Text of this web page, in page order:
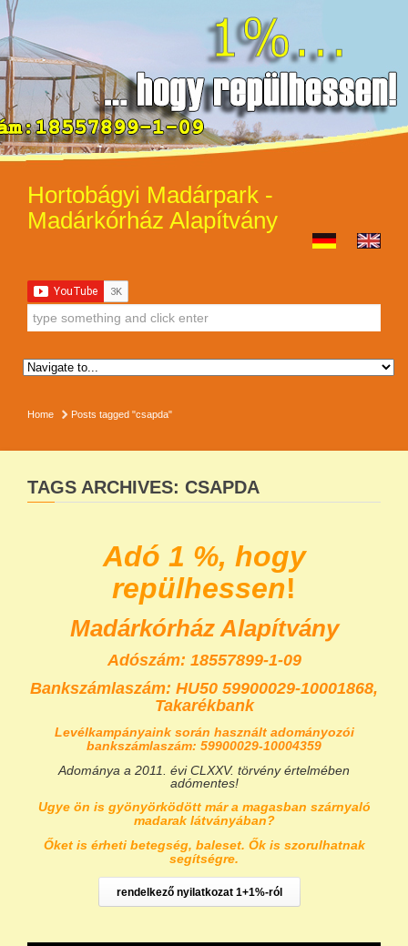
Hortobágyi Madárpark -
Madárkórház Alapítvány
Home Posts tagged "csapda"
TAGS ARCHIVES: CSAPDA
Adó 1 %, hogy
repülhessen!
Madárkórház Alapítvány
Adószám: 18557899-1-09
Bankszámlaszám: HU50 59900029-10001868,
Takarékbank
Levélkampányaink során használt adományozói
bankszámlaszám: 59900029-10004359
Adománya a 2011. évi CLXXV. törvény értelmében
adómentes!
Ugye ön is gyönyörködött már a magasban szárnyaló
madarak látványában?
Őket is érheti betegség, baleset. Ők is szorulhatnak
segítségre.
rendelkező nyilatkozat 1+1%-ról